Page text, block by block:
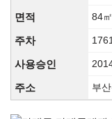
면적 84
주차
사용승인
주소 부